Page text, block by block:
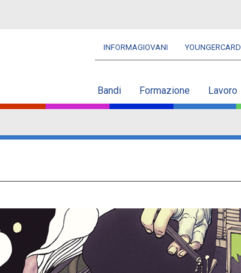
Navbar
INFORMAGIOVANI YOUNGERCARD
Bandi Formazione Lavoro